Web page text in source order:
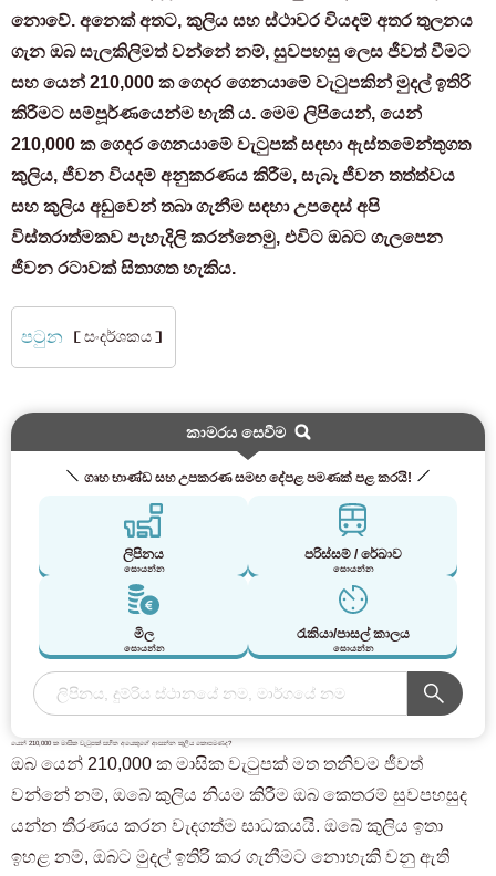
නොවේ. අනෙක් අතට, කුලිය සහ ස්ථාවර වියදම් අතර තුලනය
ගැන ඔබ සැලකිලිමත් වන්නේ නම්, සුවපහසු ලෙස ජීවත් වීමට
සහ යෙන් 210,000 ක ගෙදර ගෙනයාමේ වැටුපකින් මුදල් ඉතිරි
කිරීමට සම්පූර්ණයෙන්ම හැකි ය. මෙම ලිපියෙන්, යෙන්
210,000 ක ගෙදර ගෙනයාමේ වැටුපක් සඳහා ඇස්තමේන්තුගත
කුලිය, ජීවන වියදම් අනුකරණය කිරීම, සැබෑ ජීවන තත්ත්වය
සහ කුලිය අඩුවෙන් තබා ගැනීම සඳහා උපදෙස් අපි
විස්තරාත්මකව පැහැදිලි කරන්නෙමු, එවිට ඔබට ගැලපෙන
ජීවන රටාවක් සිතාගත හැකිය.
පටුන ［සංදර්ශකය］
කාමරය සෙවීම
ගෘහ භාණ්ඩ සහ උපකරණ සමඟ දේපළ පමණක් පළ කරයි!
ලිපිනය
සොයන්න
පරිස්සම් / රේඛාව
සොයන්න
මිල
සොයන්න
රැකියා/පාසල් කාලය
සොයන්න
යෙන් 210,000 ක මාසික වැටුපක් සහිත අයෙකුගේ ආසන්න කුලිය කොපමණද?
ඔබ යෙන් 210,000 ක මාසික වැටුපක් මත තනිවම ජීවත්
වන්නේ නම්, ඔබේ කුලිය නියම කිරීම ඔබ කෙතරම් සුවපහසුද
යන්න තීරණය කරන වැදගත්ම සාධකයයි. ඔබේ කුලිය ඉතා
ඉහළ නම්, ඔබට මුදල් ඉතිරි කර ගැනීමට නොහැකි වනු ඇති